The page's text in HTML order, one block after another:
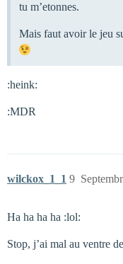
tu m’etonnes.
Mais faut avoir le jeu
:heink:
:MDR
wilckox_1_1 9
Ha ha ha ha :lol:
Stop, j’ai mal au ventre